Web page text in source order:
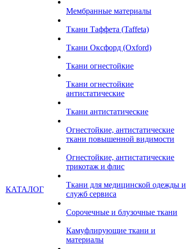
КАТАЛОГ
Мембранные материалы
Ткани Таффета (Taffeta)
Ткани Оксфорд (Oxford)
Ткани огнестойкие
Ткани огнестойкие
антистатические
Ткани антистатические
Огнестойкие, антистатические
ткани повышенной видимости
Огнестойкие, антистатические
трикотаж и флис
Ткани для медицинской одежды и
служб сервиса
Сорочечные и блузочные ткани
Камуфлирующие ткани и
материалы